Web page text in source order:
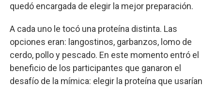
quedó encargada de elegir la mejor preparación.
A cada uno le tocó una proteína distinta. Las
opciones eran: langostinos, garbanzos, lomo de
cerdo, pollo y pescado. En este momento entró el
beneficio de los participantes que ganaron el
desafío de la mímica: elegir la proteína que usarían